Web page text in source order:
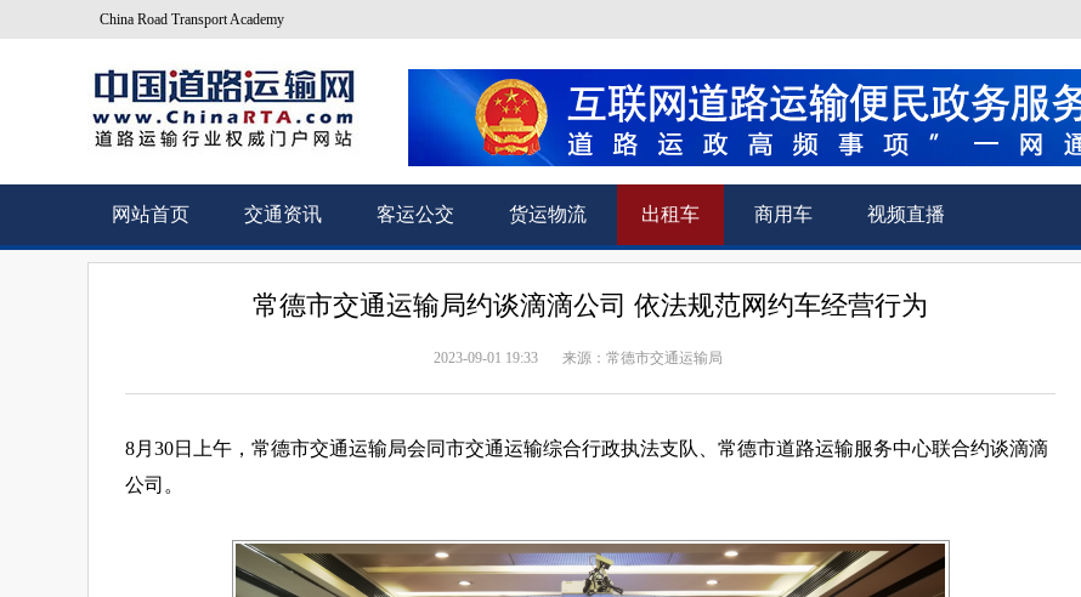
China Road Transport Academy
网站首页 交通资讯 客运公交 货运物流 出租车 商用车 视频直播
常德市交通运输局约谈滴滴公司 依法规范网约车经营行为
2023-09-01 19:33 来源：常德市交通运输局
8月30日上午，常德市交通运输局会同市交通运输综合行政执法支队、常德市道路运输服务中心联合约谈滴滴
公司。